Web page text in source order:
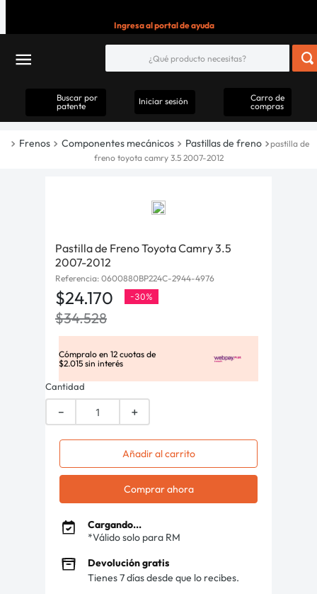
Ingresa al portal de ayuda
Buscar por
patente
Iniciar sesión
Carro de
compras
Frenos Componentes mecánicos Pastillas de freno
pastilla de
freno toyota camry 3.5 2007-2012
Pastilla de Freno Toyota Camry 3.5
2007-2012
Referencia: 0600880BP224C-2944-4976
$24.170 -30%
$34.528
Cómpralo en 12 cuotas de
$2.015 sin interés
Cantidad
＋
－
Añadir al carrito
Comprar ahora
Cargando...
*Válido solo para RM
Devolución gratis
Tienes 7 días desde que lo recibes.